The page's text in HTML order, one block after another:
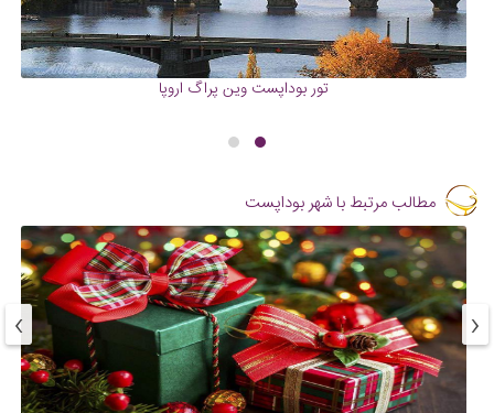
تور بوداپست وین پراگ اروپا
مطالب مرتبط با شهر بوداپست
‹
›